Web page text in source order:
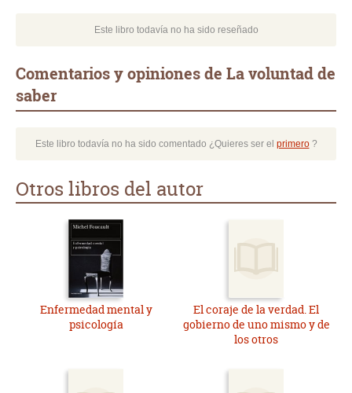
Este libro todavía no ha sido reseñado
Comentarios y opiniones de La voluntad de
saber
Este libro todavía no ha sido comentado ¿Quieres ser el primero?
Otros libros del autor
Enfermedad mental y
psicología
El coraje de la verdad. El
gobierno de uno mismo y de
los otros